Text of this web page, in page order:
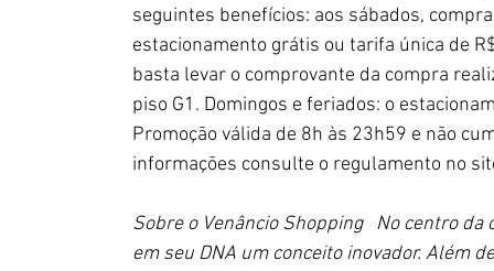
seguintes benefícios: aos sábados,
estacionamento grátis ou tarifa única de
basta levar o comprovante da compra
piso G1. Domingos e feriados: o
Promoção válida de 8h às 23h59 e não
informações consulte o regulamento no
Sobre o Venâncio Shopping   No centro
em seu DNA um conceito inovador. Além